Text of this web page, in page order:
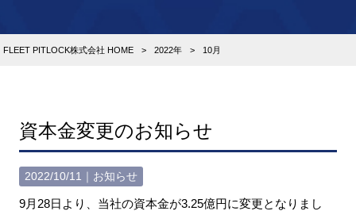
FLEET PITLOCK株式会社 HOME > 2022年 > 10月
資本金変更のお知らせ
2022/10/11｜ お知らせ
9月28日より、当社の資本金が3.25億円に変更となりまし